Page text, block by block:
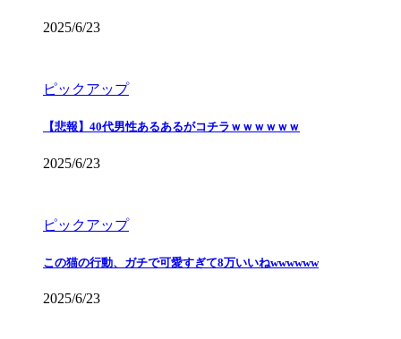
2025/6/23
ピックアップ
【悲報】40代男性あるあるがコチラｗｗｗｗｗｗ
2025/6/23
ピックアップ
この猫の行動、ガチで可愛すぎて8万いいねwwwwww
2025/6/23